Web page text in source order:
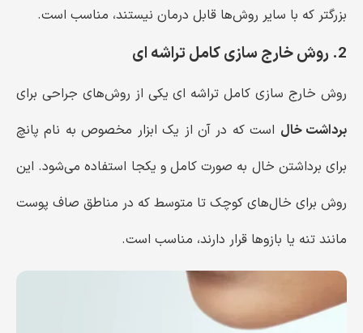
بزرگتر که با سایر روش‌ها قابل درمان نیستند، مناسب است.
2. روش خارج سازی کامل تراشه ای
روش خارج سازی کامل تراشه ای یکی از روش‌های جراحی برای
برداشت خال است که در آن از یک ابزار مخصوص به نام پانچ
برای برداشتن خال به صورت کامل و یکجا استفاده می‌شود. این
روش برای خال‌های کوچک تا متوسط ​​که در مناطق صاف پوست
مانند تنه یا بازوها قرار دارند، مناسب است.